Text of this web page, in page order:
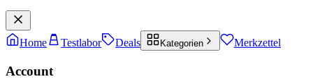
Home Testlabor Deals Kategorien Merkzettel
Account